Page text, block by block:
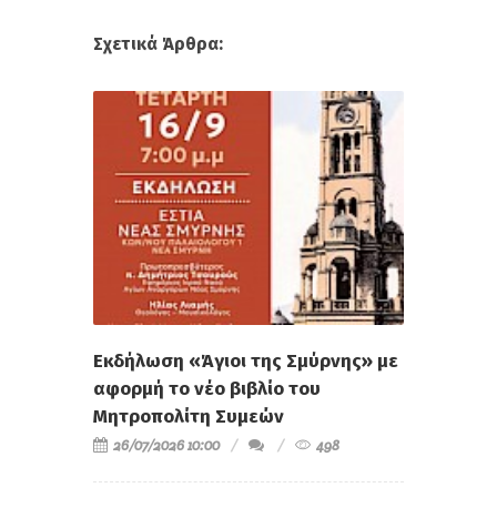
Σχετικά Άρθρα:
Εκδήλωση «Άγιοι της Σμύρνης» με
αφορμή το νέο βιβλίο του
Μητροπολίτη Συμεών
26/07/2026 10:00 498